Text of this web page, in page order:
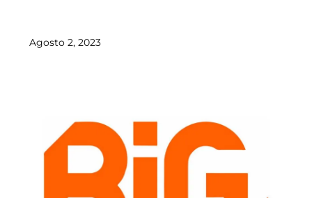
Agosto 2, 2023